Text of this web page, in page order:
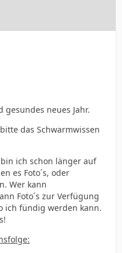
neues Jahr.
das Schwarmwissen
ich schon länger auf
es Foto´s, oder
Wer kann
Foto´s zur Verfügung
ich fündig werden kann.